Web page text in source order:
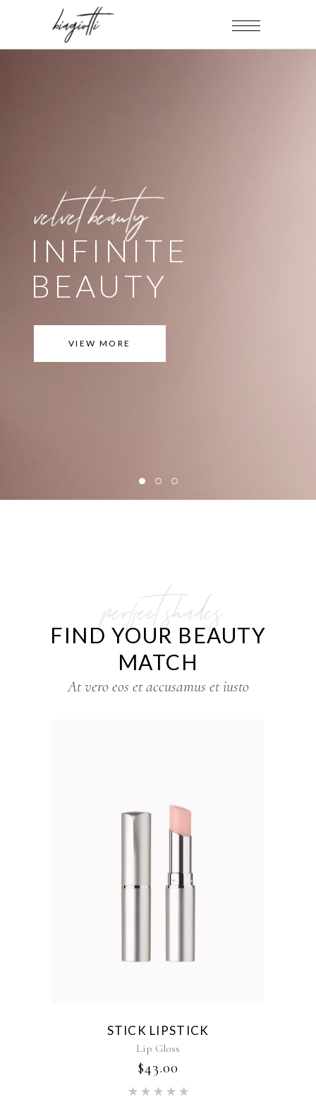
SUMMER
LOOK
VIEW MORE
perfect shades
FIND YOUR BEAUTY
MATCH
At vero eos et accusamus et iusto
STICK LIPSTICK
Lip Gloss
$43.00